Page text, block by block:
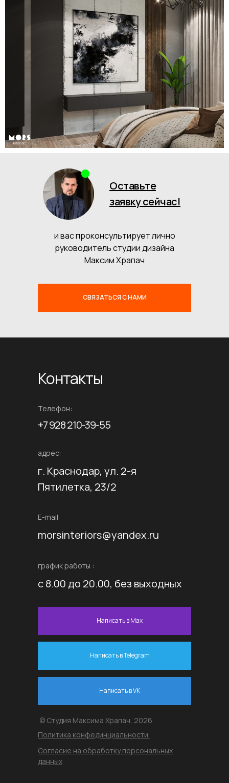
СВЯЗАТЬСЯ С НАМИ
Оставьте
заявку сейчас!
и вас проконсультирует лично
руководитель студии дизайна
Максим Храпач
+7 928 210-39-55
Контакты
адрес:
г. Краснодар, ул. 2-я
Пятилетка, 23/2
график работы :
с 8.00 до 20.00, без выходных
E-mail
morsinteriors@yandex.ru
Телефон:
Написать в VK
Написать в Telegram
Написать в Max
Согласие на обработку персональных
данных
Политика конфединциальности
© Студия Максима Храпач, 2026